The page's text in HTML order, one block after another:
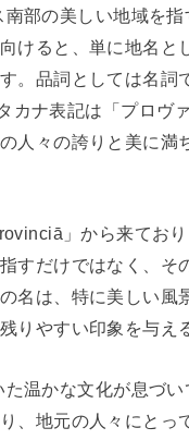
南部の美しい地域を
けると、単に地名と
。品詞としては名
カナ表記は「プロヴ
人々の誇りと美に満
」から来てお
すだけではなく、そ
名は、特に美しい風
りやすい印象を与え
温かな文化が息づ
、地元の人々にとっ